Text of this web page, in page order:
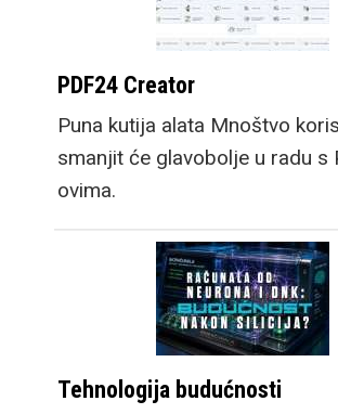
PDF24 Creator
Puna kutija alata Mnoštvo
smanjit će glavobolje u radu s
ovima.
Tehnologija budućnosti